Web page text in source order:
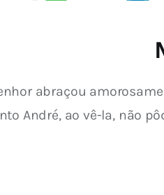
abraçou
André, ao vê-la, não